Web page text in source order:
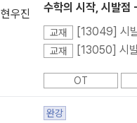
현우진
수학의 시작, 시발점
교재 [13049] 시
교재 [13050] 시
OT
완강